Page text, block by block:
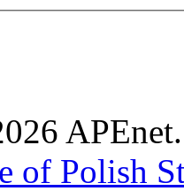
of Polish